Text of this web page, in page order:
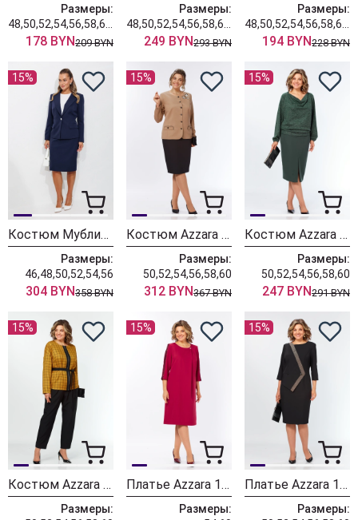
Размеры:
178 BYN209 BYN
Размеры:
249 BYN293 BYN
Размеры:
194 BYN228 BYN
15%
Костюм Мублиз 351 синий
Размеры:
46,48,50,52,54,56
304 BYN358 BYN
15%
Костюм Azzara 10090
Размеры:
50,52,54,56,58,60
312 BYN367 BYN
15%
Костюм Azzara 10086
Размеры:
50,52,54,56,58,60
247 BYN291 BYN
15%
Костюм Azzara 10083
Размеры:
15%
Платье Azzara 10081
Размеры:
15%
Платье Azzara 10080
Размеры: